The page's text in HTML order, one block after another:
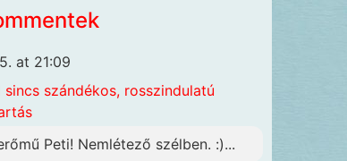
at 21:09
sincs szándékos, rosszindulatú
Peti! Nemlétező szélben. :)...